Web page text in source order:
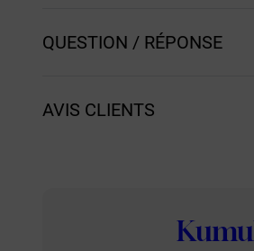
QUESTION / RÉPONSE
AVIS CLIENTS